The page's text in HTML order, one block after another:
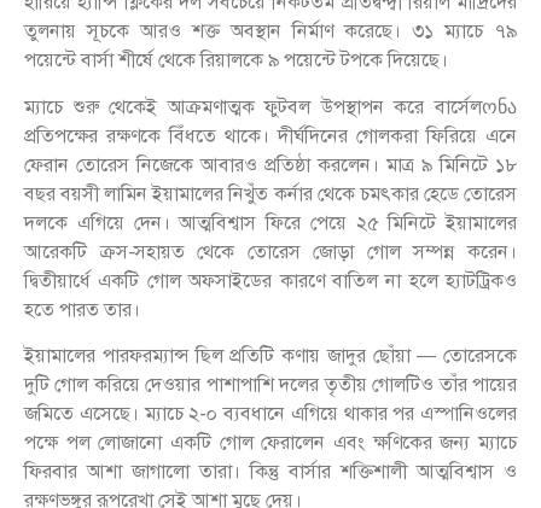
তুলনায় সূচকে আরও শক্ত অবস্থান নির্মাণ করেছে। ৩১ ম্যাচে ৭৯
পয়েন্টে বার্সা শীর্ষে থেকে রিয়ালকে ৯ পয়েন্টে টপকে দিয়েছে।
ম্যাচে শুরু থেকেই আক্রমণাত্মক ফুটবল উপস্থাপন করে বার্সেলონა
প্রতিপক্ষের রক্ষণকে বিঁধতে থাকে। দীর্ঘদিনের গোলকরা ফিরিয়ে এনে
ফেরান তোরেস নিজেকে আবারও প্রতিষ্ঠা করলেন। মাত্র ৯ মিনিটে ১৮
বছর বয়সী লামিন ইয়ামালের নিখুঁত কর্নার থেকে চমৎকার হেডে তোরেস
দলকে এগিয়ে দেন। আত্মবিশ্বাস ফিরে পেয়ে ২৫ মিনিটে ইয়ামালের
আরেকটি ক্রস-সহায়ত থেকে তোরেস জোড়া গোল সম্পন্ন করেন।
দ্বিতীয়ার্ধে একটি গোল অফসাইডের কারণে বাতিল না হলে হ্যাটট্রিকও
হতে পারত তার।
ইয়ামালের পারফরম্যান্স ছিল প্রতিটি কণায় জাদুর ছোঁয়া — তোরেসকে
দুটি গোল করিয়ে দেওয়ার পাশাপাশি দলের তৃতীয় গোলটিও তাঁর পায়ের
জমিতে এসেছে। ম্যাচে ২-০ ব্যবধানে এগিয়ে থাকার পর এস্পানিওলের
পক্ষে পল লোজানো একটি গোল ফেরালেন এবং ক্ষণিকের জন্য ম্যাচে
ফিরবার আশা জাগালো তারা। কিন্তু বার্সার শক্তিশালী আত্মবিশ্বাস ও
রক্ষণভঙ্গুর রূপরেখা সেই আশা মুছে দেয়।